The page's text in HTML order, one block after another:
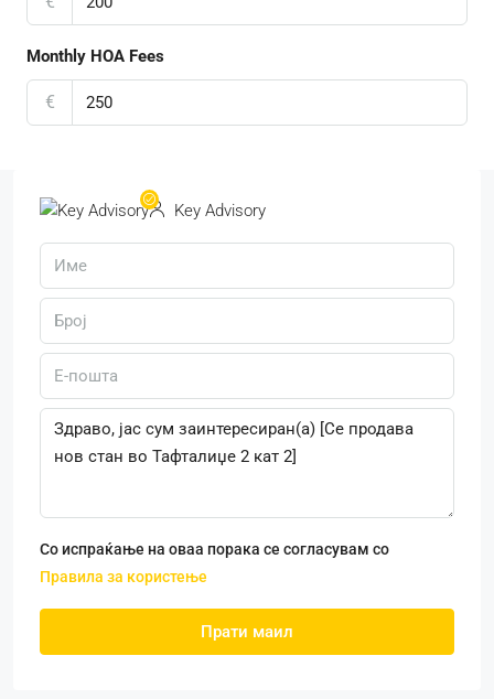
Monthly HOA Fees
€
Key Advisory
Со испраќање на оваа порака се согласувам со
Правила за користење
Прати маил